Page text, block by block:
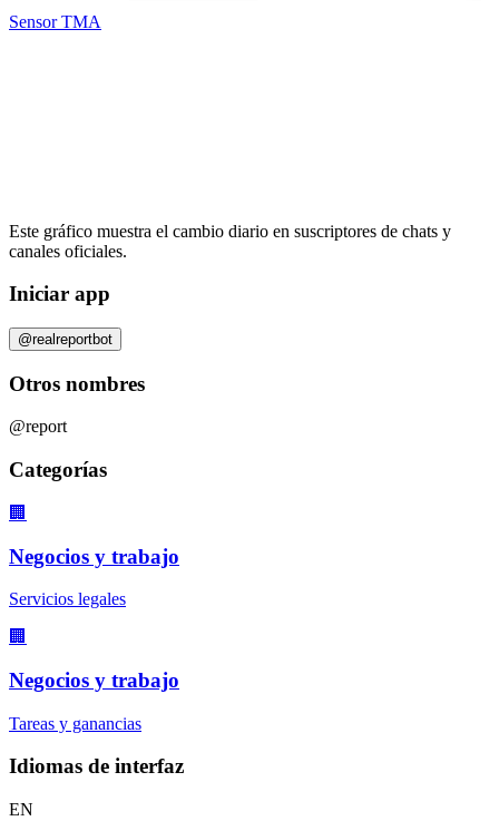
Sensor TMA
Este gráfico muestra el cambio diario en suscriptores de chats y
canales oficiales.
Iniciar app
@realreportbot
Otros nombres
@report
Categorías
🏢
Negocios y trabajo
Servicios legales
🏢
Negocios y trabajo
Tareas y ganancias
Idiomas de interfaz
EN